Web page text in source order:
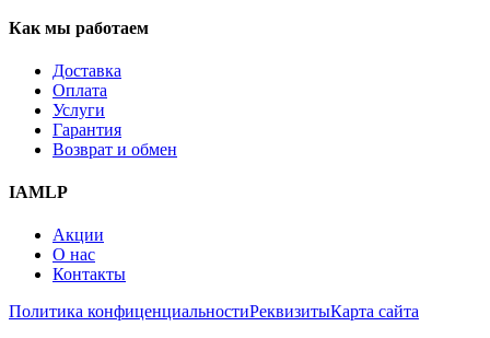
Как мы работаем
Доставка
Оплата
Услуги
Гарантия
Возврат и обмен
IAMLP
Акции
О нас
Контакты
Политика конфиценциальностиРеквизитыКарта сайта